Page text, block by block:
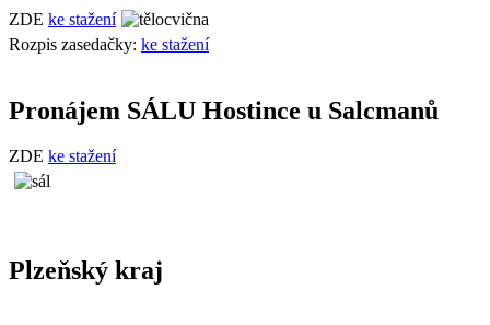
ZDE ke stažení
Rozpis zasedačky: ke stažení
Pronájem SÁLU Hostince u Salcmanů
ZDE ke stažení
Plzeňský kraj